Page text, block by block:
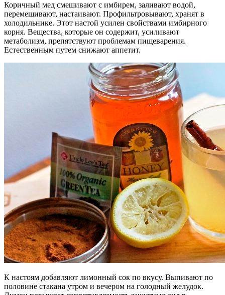
Коричный мед смешивают с имбирем, заливают водой,
перемешивают, настаивают. Профильтровывают, хранят в
холодильнике. Этот настой усилен свойствами имбирного
корня. Вещества, которые он содержит, усиливают
метаболизм, препятствуют проблемам пищеварения.
Естественным путем снижают аппетит.
К настоям добавляют лимонный сок по вкусу. Выпивают по
половине стакана утром и вечером на голодный желудок.